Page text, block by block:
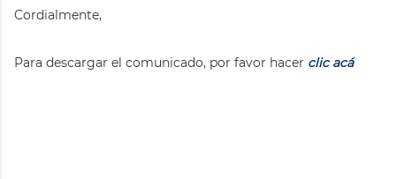
Cordialmente,
Para descargar el comunicado, por favor hacer clic acá